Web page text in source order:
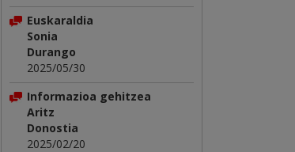
Euskaraldia
Sonia
Durango
2025/05/30
Informazioa gehitzea
Aritz
Donostia
2025/02/20